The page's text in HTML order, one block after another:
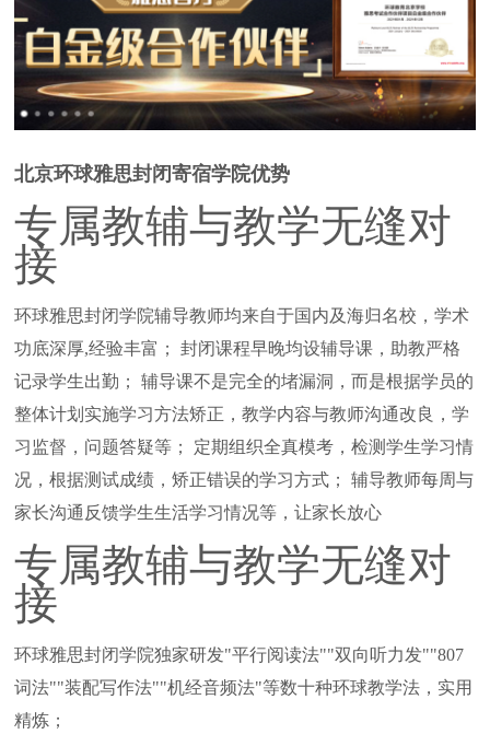
北京环球雅思封闭寄宿学院优势
专属教辅与教学无缝对
接
环球雅思封闭学院辅导教师均来自于国内及海归名校，学术
功底深厚,经验丰富； 封闭课程早晚均设辅导课，助教严格
记录学生出勤； 辅导课不是完全的堵漏洞，而是根据学员的
整体计划实施学习方法矫正，教学内容与教师沟通改良，学
习监督，问题答疑等； 定期组织全真模考，检测学生学习情
况，根据测试成绩，矫正错误的学习方式； 辅导教师每周与
家长沟通反馈学生生活学习情况等，让家长放心
专属教辅与教学无缝对
接
环球雅思封闭学院独家研发"平行阅读法""双向听力发""807
词法""装配写作法""机经音频法"等数十种环球教学法，实用
精炼；